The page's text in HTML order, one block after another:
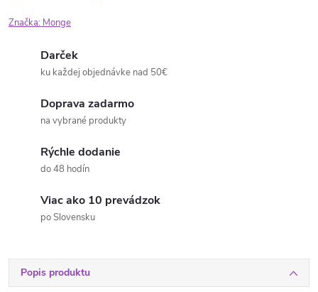
Značka: Monge
Darček
ku každej objednávke nad 50€
Doprava zadarmo
na vybrané produkty
Rýchle dodanie
do 48 hodín
Viac ako 10 prevádzok
po Slovensku
Popis produktu